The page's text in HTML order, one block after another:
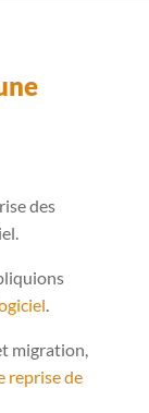
des
migration,
reprise de